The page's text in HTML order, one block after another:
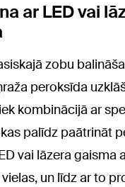
ar LED vai
zobu
peroksīda
kombinācijā ar
palīdz paātrināt
vai lāzera gaisma
un līdz ar to